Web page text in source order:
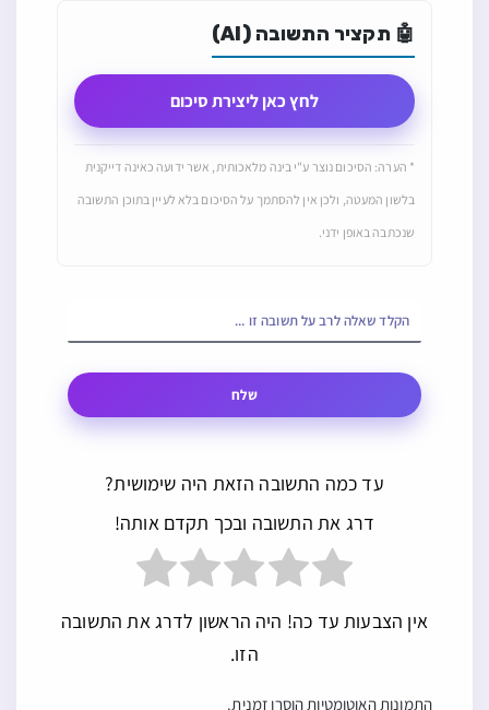
🤖 תקציר התשובה (AI)
לחץ כאן ליצירת סיכום
* הערה: הסיכום נוצר ע"י בינה מלאכותית, אשר ידועה כאינה דייקנית
בלשון המעטה, ולכן אין להסתמך על הסיכום בלא לעיין בתוכן התשובה
שנכתבה באופן ידני.
שלח
עד כמה התשובה הזאת היה שימושית?
דרג את התשובה ובכך תקדם אותה!
אין הצבעות עד כה! היה הראשון לדרג את התשובה
הזו.
התמונות האוטומטיות הוסרו זמנית.